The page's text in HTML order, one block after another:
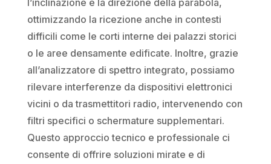
ottimizzando la ricezione anche in contesti
difficili come le corti interne dei palazzi storici
o le aree densamente edificate. Inoltre, grazie
all’analizzatore di spettro integrato, possiamo
rilevare interferenze da dispositivi elettronici
vicini o da trasmettitori radio, intervenendo con
filtri specifici o schermature supplementari.
Questo approccio tecnico e professionale ci
consente di offrire soluzioni mirate e di